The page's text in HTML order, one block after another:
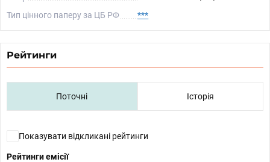
Тип цінного паперу за ЦБ РФ
***
Рейтинги
Поточні Історія
Показувати відкликані рейтинги
Рейтинги емісії